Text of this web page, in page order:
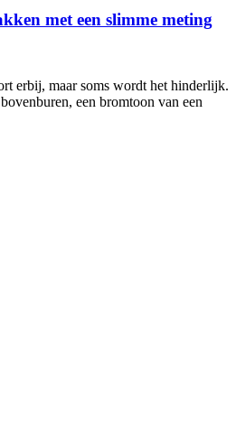
met een slimme meting
erbij, maar soms wordt het hinderlijk.
een bromtoon van een